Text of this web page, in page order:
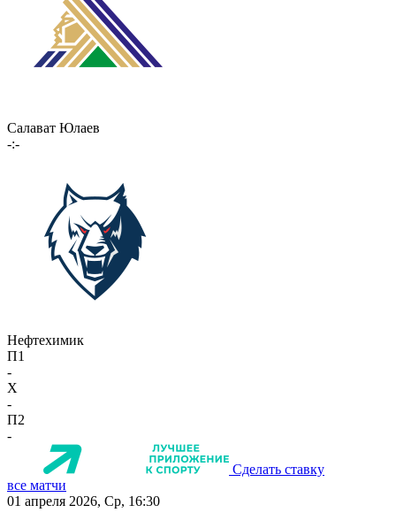
Салават Юлаев
-:-
Нефтехимик
П1
-
X
-
П2
-
Сделать ставку
все матчи
01 апреля 2026, Ср, 16:30